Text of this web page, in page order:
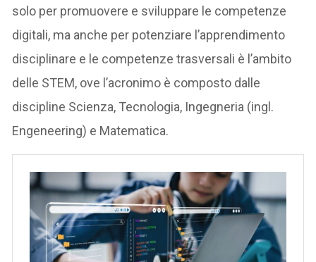
solo per promuovere e sviluppare le competenze
digitali, ma anche per potenziare l’apprendimento
disciplinare e le competenze trasversali è l’ambito
delle STEM, ove l’acronimo è composto dalle
discipline Scienza, Tecnologia, Ingegneria (ingl.
Engeneering) e Matematica.